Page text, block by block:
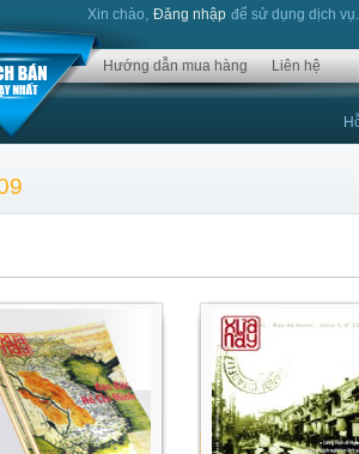
Xin chào, Đăng nhập để sử dụng dịch
Hướng dẫn mua hàng Liên hệ